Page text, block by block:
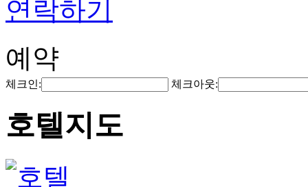
연락하기
예약
체크인: 체크아웃:
호텔지도